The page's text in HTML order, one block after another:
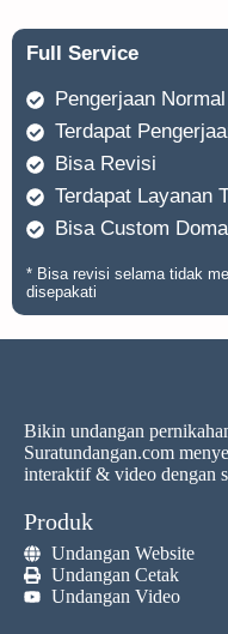
Full Service
Pengerjaan
Terdapat
Bisa Revisi
Terdapat Layanan
Bisa Custom
* Bisa revisi selama tidak
disepakati
Bikin undangan
Suratundangan.com
interaktif & video dengan
Produk
Undangan Website
Undangan Cetak
Undangan Video